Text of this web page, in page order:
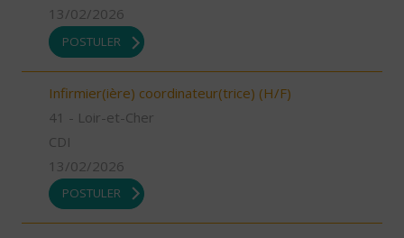
13/02/2026
POSTULER
Infirmier(ière) coordinateur(trice) (H/F)
41 - Loir-et-Cher
CDI
13/02/2026
POSTULER